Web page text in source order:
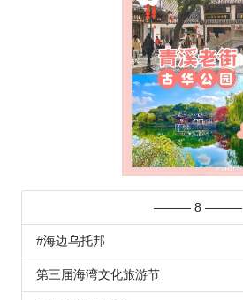
——— 8 ———
#海边乌托邦
第三届海湾文化旅游节